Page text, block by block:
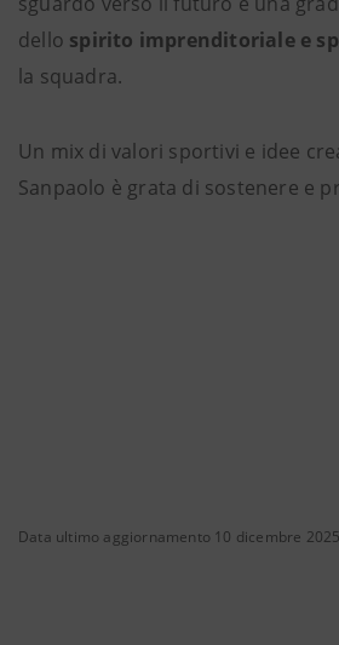
dello spirito imprenditoriale e
la squadra.
Un mix di valori sportivi e idee
Sanpaolo è grata di sostenere e
Data ultimo aggiornamento 10 dicembre 2025